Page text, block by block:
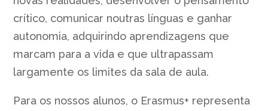
crítico, comunicar noutras línguas e ganhar
autonomia, adquirindo aprendizagens que
marcam para a vida e que ultrapassam
largamente os limites da sala de aula.
Para os nossos alunos, o Erasmus+ representa